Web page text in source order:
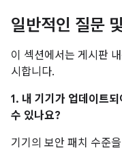
일반적인 질문
이 섹션에서는 게시판
시합니다.
1. 내 기기가 업데이트
수 있나요?
기기의 보안 패치 수준